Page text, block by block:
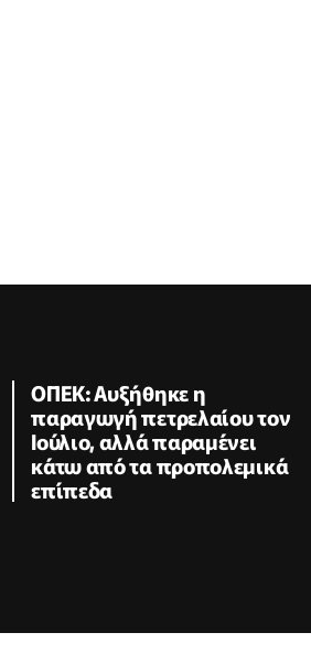
ΟΠΕΚ: Αυξήθηκε η
παραγωγή πετρελαίου τον
Ιούλιο, αλλά παραμένει
κάτω από τα προπολεμικά
επίπεδα